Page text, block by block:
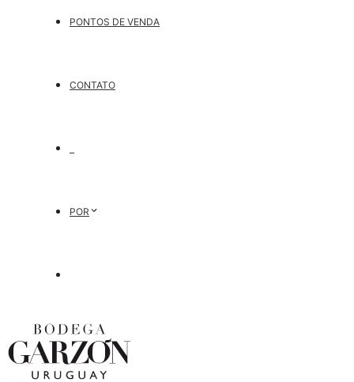
PONTOS DE VENDA
CONTATO
POR